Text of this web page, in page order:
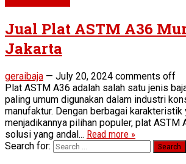
Jual Plat ASTM A36
Jakarta
geraibaja — July 20, 2024 comments off
Plat ASTM A36 adalah salah satu jenis
paling umum digunakan dalam industri
manufaktur. Dengan berbagai karakteristik
menjadikannya pilihan populer, plat ASTM
solusi yang andal... Read more »
Search for: